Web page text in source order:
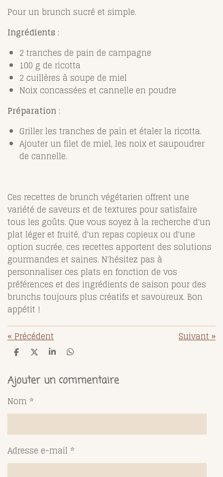
Pour un brunch sucré et simple.
Ingrédients :
2 tranches de pain de campagne
100 g de ricotta
2 cuillères à soupe de miel
Noix concassées et cannelle en poudre
Préparation :
Griller les tranches de pain et étaler la ricotta.
Ajouter un filet de miel, les noix et saupoudrer
de cannelle.
Ces recettes de brunch végétarien offrent une
variété de saveurs et de textures pour satisfaire
tous les goûts. Que vous soyez à la recherche d'un
plat léger et fruité, d'un repas copieux ou d'une
option sucrée, ces recettes apportent des solutions
gourmandes et saines. N'hésitez pas à
personnaliser ces plats en fonction de vos
préférences et des ingrédients de saison pour des
brunchs toujours plus créatifs et savoureux. Bon
appétit !
«Précédent Suivant»
P
t
a
e
r
P
t
a
r
P
t
a
r
P
t
a
r
Ajouter un commentaire
Nom *
Adresse e-mail *